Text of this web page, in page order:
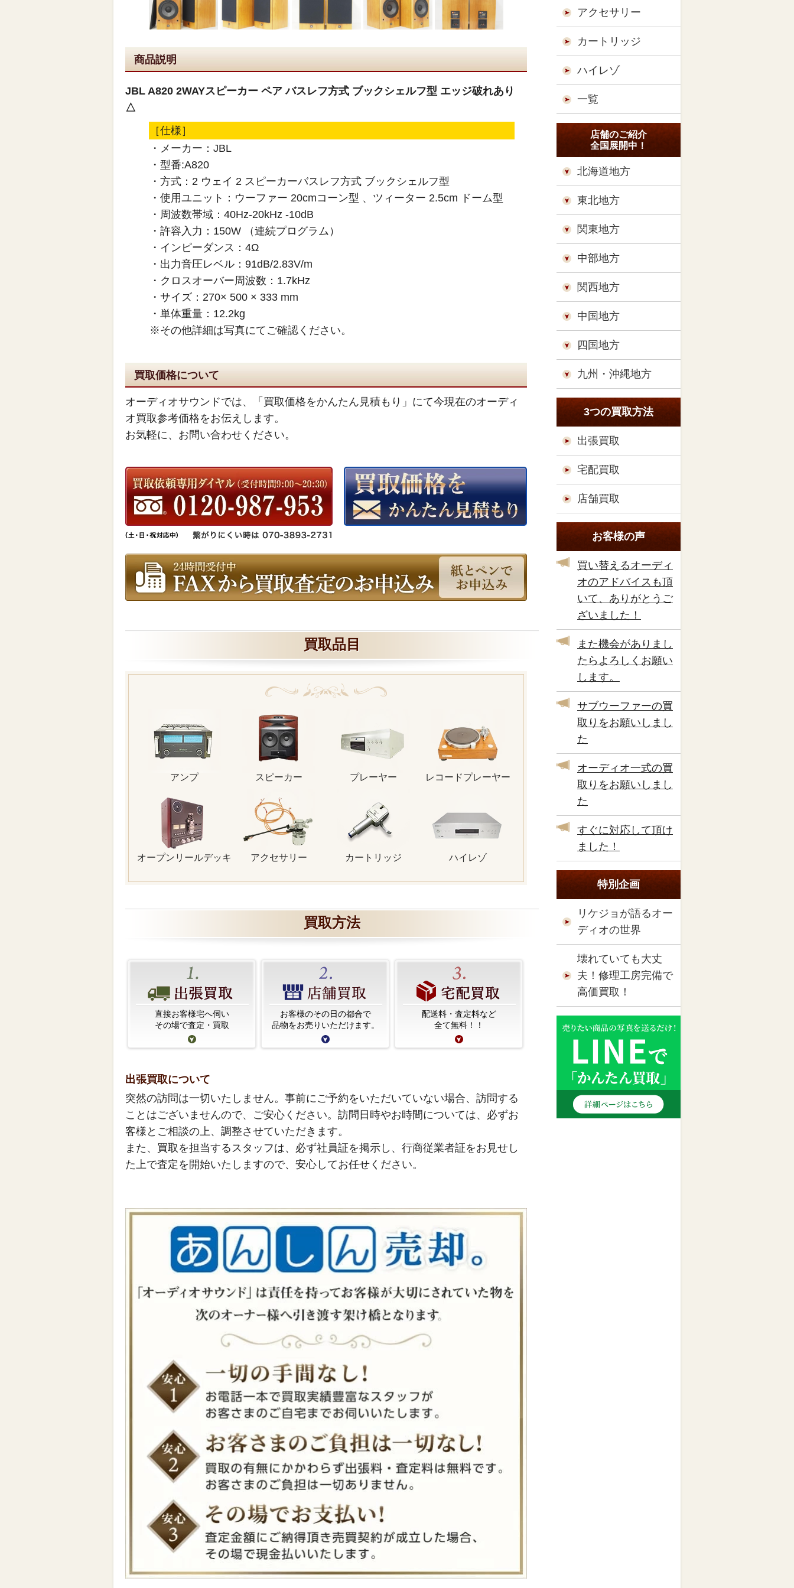
商品説明
JBL A820 2WAYスピーカー ペア バスレフ方式 ブックシェルフ型 エッジ破れあり
△
［仕様］
・メーカー：JBL
・型番:A820
・方式：2 ウェイ 2 スピーカーバスレフ方式 ブックシェルフ型
・使用ユニット：ウーファー 20cmコーン型 、ツィーター 2.5cm ドーム型
・周波数帯域：40Hz-20kHz -10dB
・許容入力：150W （連続プログラム）
・インピーダンス：4Ω
・出力音圧レベル：91dB/2.83V/m
・クロスオーバー周波数：1.7kHz
・サイズ：270× 500 × 333 mm
・単体重量：12.2kg
※その他詳細は写真にてご確認ください。
買取価格について
オーディオサウンドでは、「買取価格をかんたん見積もり」にて今現在のオーディ
オ買取参考価格をお伝えします。
お気軽に、お問い合わせください。
買取品目
アンプ スピーカー プレーヤー レコードプレーヤー
オープンリールデッキ アクセサリー カートリッジ ハイレゾ
買取方法
直接お客様宅へ伺い
その場で査定・買取
お客様のその日の都合で
品物をお売りいただけます。
配送料・査定料など
全て無料！！
出張買取について
突然の訪問は一切いたしません。事前にご予約をいただいていない場合、訪問する
ことはございませんので、ご安心ください。訪問日時やお時間については、必ずお
客様とご相談の上、調整させていただきます。
また、買取を担当するスタッフは、必ず社員証を掲示し、行商従業者証をお見せし
た上で査定を開始いたしますので、安心してお任せください。
アクセサリー
カートリッジ
ハイレゾ
一覧
店舗のご紹介
全国展開中！
北海道地方
東北地方
関東地方
中部地方
関西地方
中国地方
四国地方
九州・沖縄地方
3つの買取方法
出張買取
宅配買取
店舗買取
お客様の声
買い替えるオーディ
オのアドバイスも頂
いて、ありがとうご
ざいました！
また機会がありまし
たらよろしくお願い
します。
サブウーファーの買
取りをお願いしまし
た
オーディオ一式の買
取りをお願いしまし
た
すぐに対応して頂け
ました！
特別企画
リケジョが語るオー
ディオの世界
壊れていても大丈
夫！修理工房完備で
高価買取！